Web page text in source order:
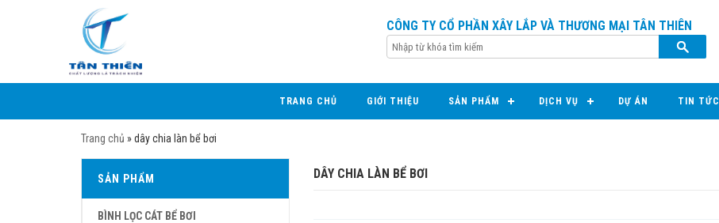
CÔNG TY CỔ PHẦN XÂY LẮP VÀ THƯƠNG MẠI TÂN THIÊN
TRANG CHỦ GIỚI THIỆU SẢN PHẨM DỊCH VỤ DỰ ÁN TIN TỨC
Trang chủ »dây chia làn bể bơi
SẢN PHẨM
BÌNH LỌC CÁT BỂ BƠI
DÂY CHIA LÀN BỂ BƠI